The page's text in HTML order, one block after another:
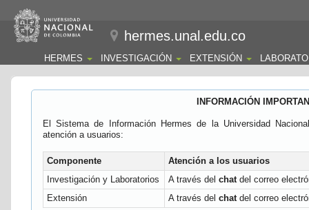
hermes.unal.edu.co
HERMES INVESTIGACIÓN EXTENSIÓN
INFORMACIÓN
El Sistema de Información Hermes de la Universidad
atención a usuarios:
Componente
Atención a los usuarios
Investigación y Laboratorios
A través del chatdel correo
Extensión
A través del chatdel correo